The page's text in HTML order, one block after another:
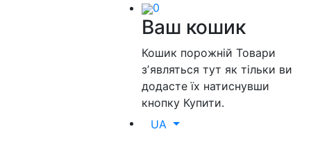
0
Ваш кошик
Кошик порожнійТовари
зʼявляться тут як тільки ви
додасте їх натиснувши
кнопку Купити.
UA